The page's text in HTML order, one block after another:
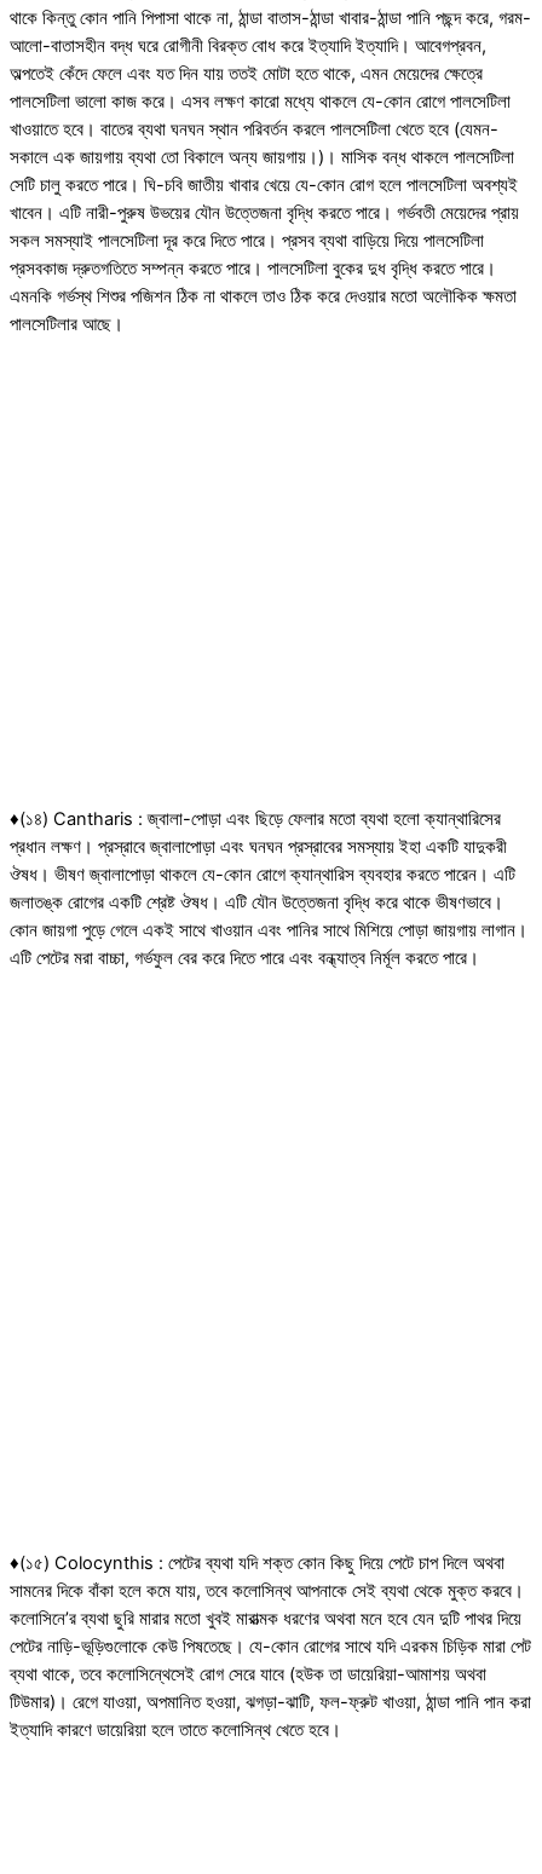
থাকে কিন্তু কোন পানি পিপাসা থাকে না, ঠান্ডা বাতাস-ঠান্ডা খাবার-ঠান্ডা পানি পছন্দ করে, গরম-
আলো-বাতাসহীন বদ্ধ ঘরে রোগীনী বিরক্ত বোধ করে ইত্যাদি ইত্যাদি। আবেগপ্রবন,
অল্পতেই কেঁদে ফেলে এবং যত দিন যায় ততই মোটা হতে থাকে, এমন মেয়েদের ক্ষেত্রে
পালসেটিলা ভালো কাজ করে। এসব লক্ষণ কারো মধ্যে থাকলে যে-কোন রোগে পালসেটিলা
খাওয়াতে হবে। বাতের ব্যথা ঘনঘন স্থান পরিবর্তন করলে পালসেটিলা খেতে হবে (যেমন-
সকালে এক জায়গায় ব্যথা তো বিকালে অন্য জায়গায়।)। মাসিক বন্ধ থাকলে পালসেটিলা
সেটি চালু করতে পারে। ঘি-চবি জাতীয় খাবার খেয়ে যে-কোন রোগ হলে পালসেটিলা অবশ্যই
খাবেন। এটি নারী-পুরুষ উভয়ের যৌন উত্তেজনা বৃদ্ধি করতে পারে। গর্ভবতী মেয়েদের প্রায়
সকল সমস্যাই পালসেটিলা দূর করে দিতে পারে। প্রসব ব্যথা বাড়িয়ে দিয়ে পালসেটিলা
প্রসবকাজ দ্রুতগতিতে সম্পন্ন করতে পারে। পালসেটিলা বুকের দুধ বৃদ্ধি করতে পারে।
এমনকি গর্ভস্থ শিশুর পজিশন ঠিক না থাকলে তাও ঠিক করে দেওয়ার মতো অলৌকিক ক্ষমতা
পালসেটিলার আছে।
♦(১৪) Cantharis : জ্বালা-পোড়া এবং ছিড়ে ফেলার মতো ব্যথা হলো ক্যান্থারিসের
প্রধান লক্ষণ। প্রস্রাবে জ্বালাপোড়া এবং ঘনঘন প্রস্রাবের সমস্যায় ইহা একটি যাদুকরী
ঔষধ। ভীষণ জ্বালাপোড়া থাকলে যে-কোন রোগে ক্যান্থারিস ব্যবহার করতে পারেন। এটি
জলাতঙ্ক রোগের একটি শ্রেষ্ট ঔষধ। এটি যৌন উত্তেজনা বৃদ্ধি করে থাকে ভীষণভাবে।
কোন জায়গা পুড়ে গেলে একই সাথে খাওয়ান এবং পানির সাথে মিশিয়ে পোড়া জায়গায় লাগান।
এটি পেটের মরা বাচ্চা, গর্ভফুল বের করে দিতে পারে এবং বন্ধ্যাত্ব নির্মূল করতে পারে।
♦(১৫) Colocynthis : পেটের ব্যথা যদি শক্ত কোন কিছু দিয়ে পেটে চাপ দিলে অথবা
সামনের দিকে বাঁকা হলে কমে যায়, তবে কলোসিন্থ আপনাকে সেই ব্যথা থেকে মুক্ত করবে।
কলোসিনে’র ব্যথা ছুরি মারার মতো খুবই মারাত্মক ধরণের অথবা মনে হবে যেন দুটি পাথর দিয়ে
পেটের নাড়ি-ভূড়িগুলোকে কেউ পিষতেছে। যে-কোন রোগের সাথে যদি এরকম চিড়িক মারা পেট
ব্যথা থাকে, তবে কলোসিন্থেসেই রোগ সেরে যাবে (হউক তা ডায়েরিয়া-আমাশয় অথবা
টিউমার)। রেগে যাওয়া, অপমানিত হওয়া, ঝগড়া-ঝাটি, ফল-ফ্রুট খাওয়া, ঠান্ডা পানি পান করা
ইত্যাদি কারণে ডায়েরিয়া হলে তাতে কলোসিন্থ খেতে হবে।